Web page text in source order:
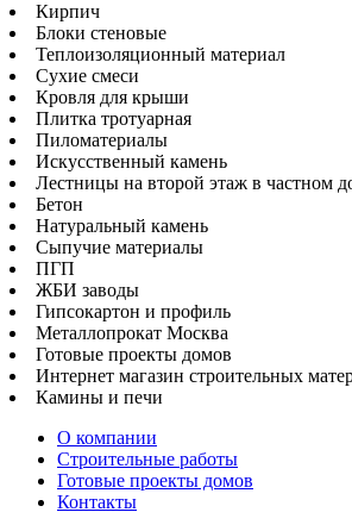
Кирпич
Блоки стеновые
Теплоизоляционный материал
Сухие смеси
Кровля для крыши
Плитка тротуарная
Пиломатериалы
Искусственный камень
Лестницы на второй этаж в частном
Бетон
Натуральный камень
Сыпучие материалы
ПГП
ЖБИ заводы
Гипсокартон и профиль
Металлопрокат Москва
Готовые проекты домов
Интернет магазин строительных
Камины и печи
О компании
Строительные работы
Готовые проекты домов
Контакты